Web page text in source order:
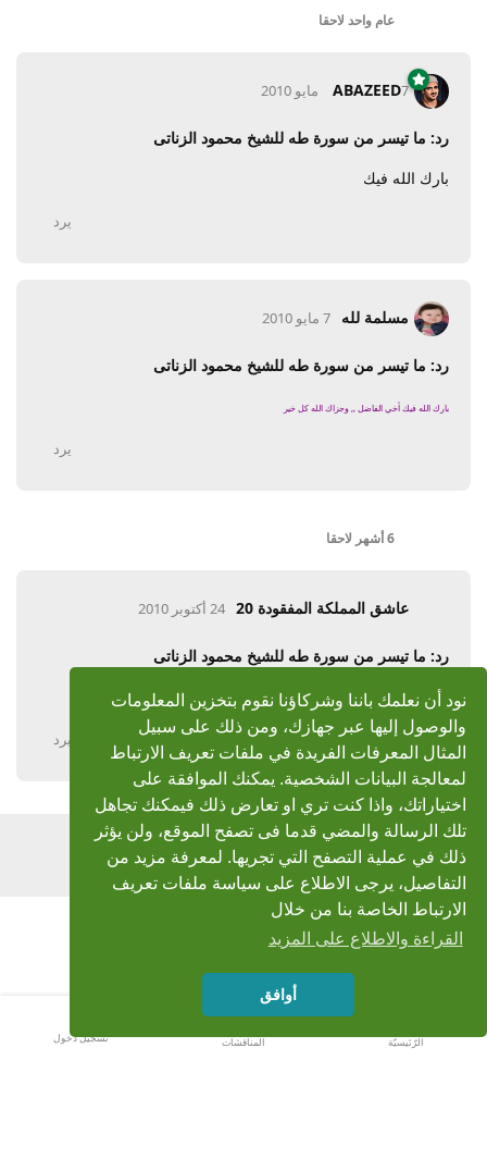
نود أن نعلمك باننا وشركاؤنا نقوم بتخزين المعلومات
والوصول إليها عبر جهازك، ومن ذلك على سبيل
المثال المعرفات الفريدة في ملفات تعريف الارتباط
لمعالجة البيانات الشخصية. يمكنك الموافقة على
اختياراتك، واذا كنت تري او تعارض ذلك فيمكنك تجاهل
تلك الرسالة والمضي قدما فى تصفح الموقع، ولن يؤثر
ذلك في عملية التصفح التي تجريها. لمعرفة مزيد من
التفاصيل، يرجى الاطلاع على سياسة ملفات تعريف
الارتباط الخاصة بنا من خلال
القراءة والاطلاع على المزيد
أوافق
عام واحد لاحقا
ABAZEED7 مايو 2010
رد: ما تيسر من سورة طه للشيخ محمود الزناتى
بارك الله فيك
يرد
مسلمة لله 7 مايو 2010
رد: ما تيسر من سورة طه للشيخ محمود الزناتى
بارك الله فيك أخي الفاضل ,, وجزاك الله كل خير
يرد
6 أشهر لاحقا
عاشق المملكة المفقودة 20 24 أكتوبر 2010
رد: ما تيسر من سورة طه للشيخ محمود الزناتى
بارك الله فيك أخي الفاضل ,,, وجزاك الله كل خير
يرد
اضف رد
الرّئيسيّة المناقشات تسجيل دخول